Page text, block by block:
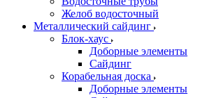
Желоб водосточный
Металлический сайдинг
Блок-хаус
Доборные элементы
Сайдинг
Корабельная доска
Доборные элементы